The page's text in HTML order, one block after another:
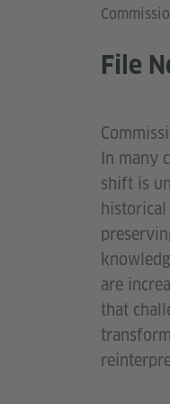
File
In many
shift is
historical
are
that